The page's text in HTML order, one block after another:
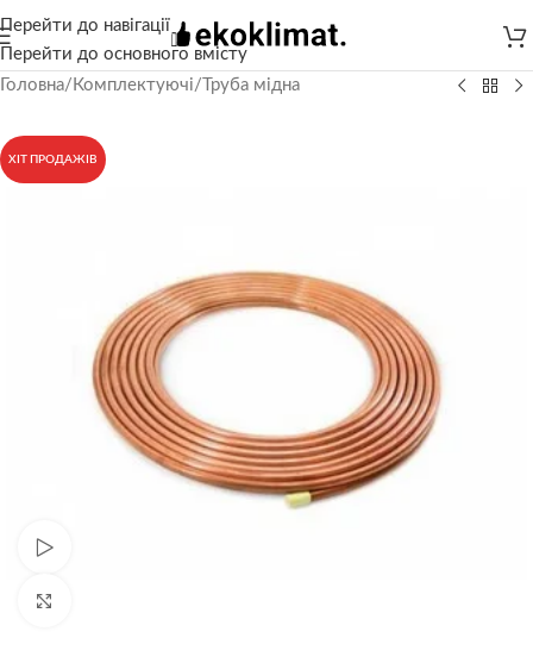
Перейти до навігації
Перейти до основного вмісту
Головна/ Комплектуючі/ Труба мідна
ХІТ ПРОДАЖІВ